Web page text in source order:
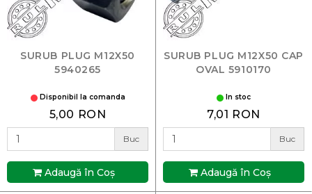
SURUB PLUG M12X50
5940265
Disponibil la comanda
5,00 RON
Buc
Adaugă în Coş
SURUB PLUG M12X50 CAP
OVAL 5910170
In stoc
7,01 RON
Buc
Adaugă în Coş